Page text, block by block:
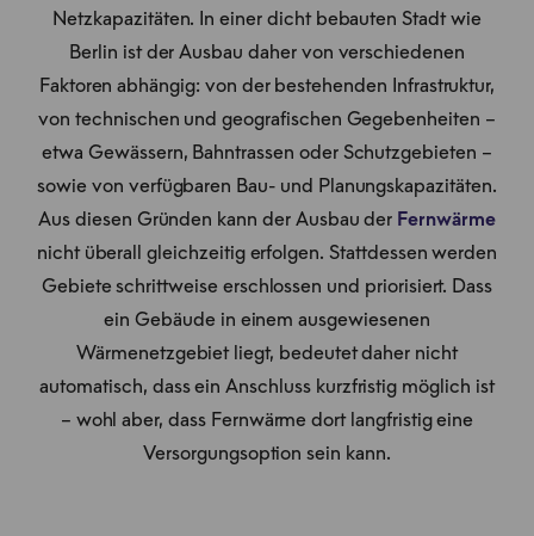
Netzkapazitäten. In einer dicht bebauten Stadt wie
Berlin ist der Ausbau daher von verschiedenen
Faktoren abhängig: von der bestehenden Infrastruktur,
von technischen und geografischen Gegebenheiten –
etwa Gewässern, Bahntrassen oder Schutzgebieten –
sowie von verfügbaren Bau- und Planungskapazitäten.
Aus diesen Gründen kann der Ausbau der Fernwärme
nicht überall gleichzeitig erfolgen. Stattdessen werden
Gebiete schrittweise erschlossen und priorisiert. Dass
ein Gebäude in einem ausgewiesenen
Wärmenetzgebiet liegt, bedeutet daher nicht
automatisch, dass ein Anschluss kurzfristig möglich ist
– wohl aber, dass Fernwärme dort langfristig eine
Versorgungsoption sein kann.